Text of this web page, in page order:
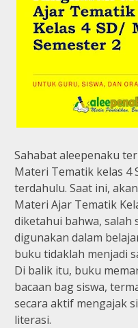
Sahabat aleepenaku
Materi Tematik kelas 4
terdahulu. Saat ini,
Materi Ajar Tematik
diketahui bahwa, salah
digunakan dalam
buku tidaklah menjadi
Di balik itu, buku
bacaan bag siswa,
secara aktif mengajak
literasi.